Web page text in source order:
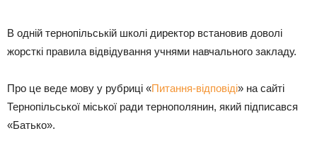
В одній тернопільській школі директор встановив доволі
жорсткі правила відвідування учнями навчального закладу.
Про це веде мову у рубриці «Питання-відповіді» на сайті
Тернопільської міської ради тернополянин, який підписався
«Батько».